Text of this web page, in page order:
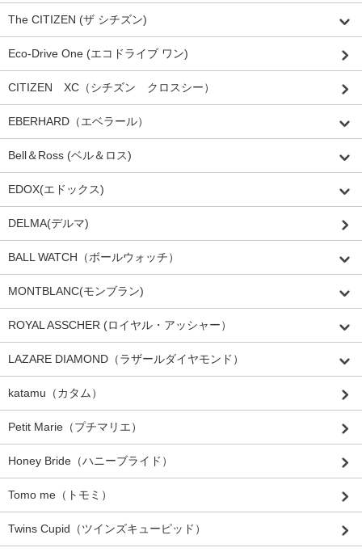
The CITIZEN (ザ シチズン)
Eco-Drive One (エコドライブ ワン)
CITIZEN XC（シチズン クロスシー）
EBERHARD（エベラール）
Bell＆Ross (ベル＆ロス)
EDOX(エドックス)
DELMA(デルマ)
BALL WATCH（ボールウォッチ）
MONTBLANC(モンブラン)
ROYAL ASSCHER (ロイヤル・アッシャー）
LAZARE DIAMOND（ラザールダイヤモンド）
katamu（カタム）
Petit Marie（プチマリエ）
Honey Bride（ハニーブライド）
Tomo me（トモミ）
Twins Cupid（ツインズキューピッド）